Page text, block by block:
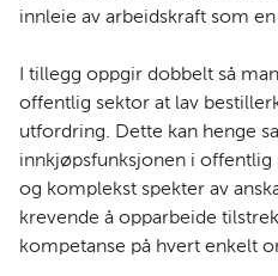
innleie av arbeidskraft som
I tillegg oppgir dobbelt så
offentlig sektor at lav
utfordring. Dette kan henge
innkjøpsfunksjonen i
og komplekst spekter av
krevende å opparbeide
kompetanse på hvert enkelt